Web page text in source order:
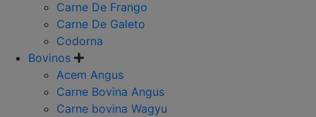
Carne De Frango
Carne De Galeto
Codorna
Bovinos
Acem Angus
Carne Bovina Angus
Carne bovina Wagyu